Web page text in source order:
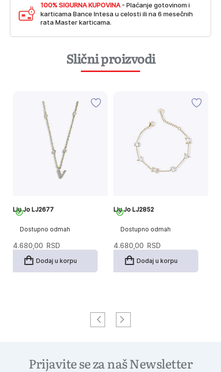
100% SIGURNA KUPOVINA - Plaćanje gotovinom i
karticama Bance Intesa u celosti ili na 6 mesečnih
rata Master karticama.
Slični proizvodi
Dostupno odmah
Liu Jo LJ2677
4.680,00 RSD
Dodaj u korpu
Dostupno odmah
Liu Jo LJ2852
4.680,00 RSD
Dodaj u korpu
Prijavite se za naš Newsletter